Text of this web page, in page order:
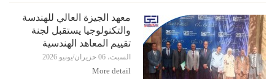
معهد الجيزة العالي للهندسة
والتكنولوجيا يستقبل لجنة
تقييم المعاهد الهندسية
السبت، 06 حزيران/يونيو 2026
More detail